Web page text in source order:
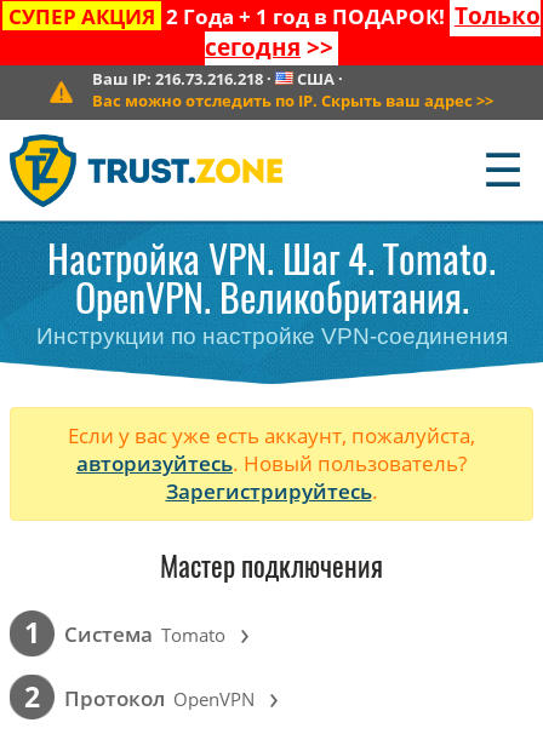
СУПЕР АКЦИЯ 2 Года + 1 год в ПОДАРОК! Только
сегодня >>
Ваш IP: 216.73.216.218· США·
Вас можно отследить по IP. Скрыть ваш адрес >>
☰
Настройка VPN. Шаг 4. Tomato.
OpenVPN. Великобритания.
Инструкции по настройке VPN-соединения
Если у вас уже есть аккаунт, пожалуйста,
авторизуйтесь. Новый пользователь?
Зарегистрируйтесь.
Мастер подключения
1 Cистема Tomato ›
2 Протокол OpenVPN ›